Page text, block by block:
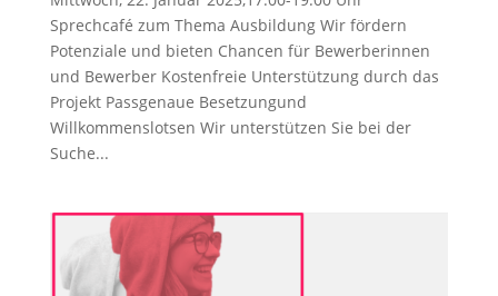
Sprechcafé zum Thema Ausbildung Wir fördern
Potenziale und bieten Chancen für Bewerberinnen
und Bewerber Kostenfreie Unterstützung durch das
Projekt Passgenaue Besetzungund
Willkommenslotsen Wir unterstützen Sie bei der
Suche...